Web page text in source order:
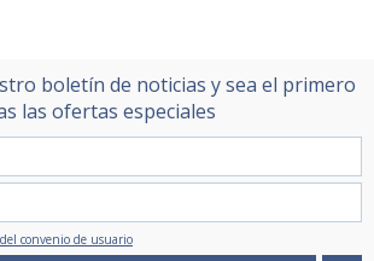
boletín de noticias y sea el primero
las ofertas especiales
convenio de usuario